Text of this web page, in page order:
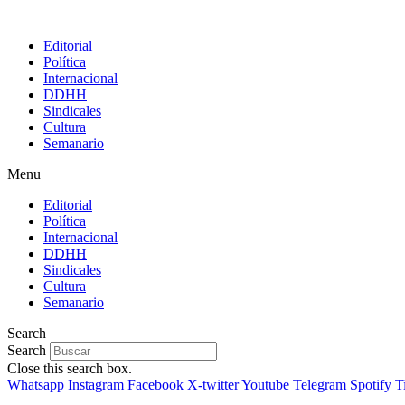
Editorial
Política
Internacional
DDHH
Sindicales
Cultura
Semanario
Menu
Editorial
Política
Internacional
DDHH
Sindicales
Cultura
Semanario
Search
Search
Close this search box.
Whatsapp Instagram Facebook X-twitterYoutube Telegram Spotify